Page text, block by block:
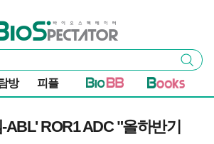
이오스펙테이터
검색
방 피플
ABL' ROR1 ADC "올하반기